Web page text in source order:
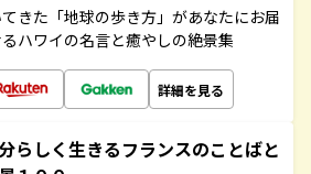
きた「地球の歩き方」があなたにお届
ハワイの名言と癒やしの絶景集
詳細を見る
らしく生きるフランスのことばと